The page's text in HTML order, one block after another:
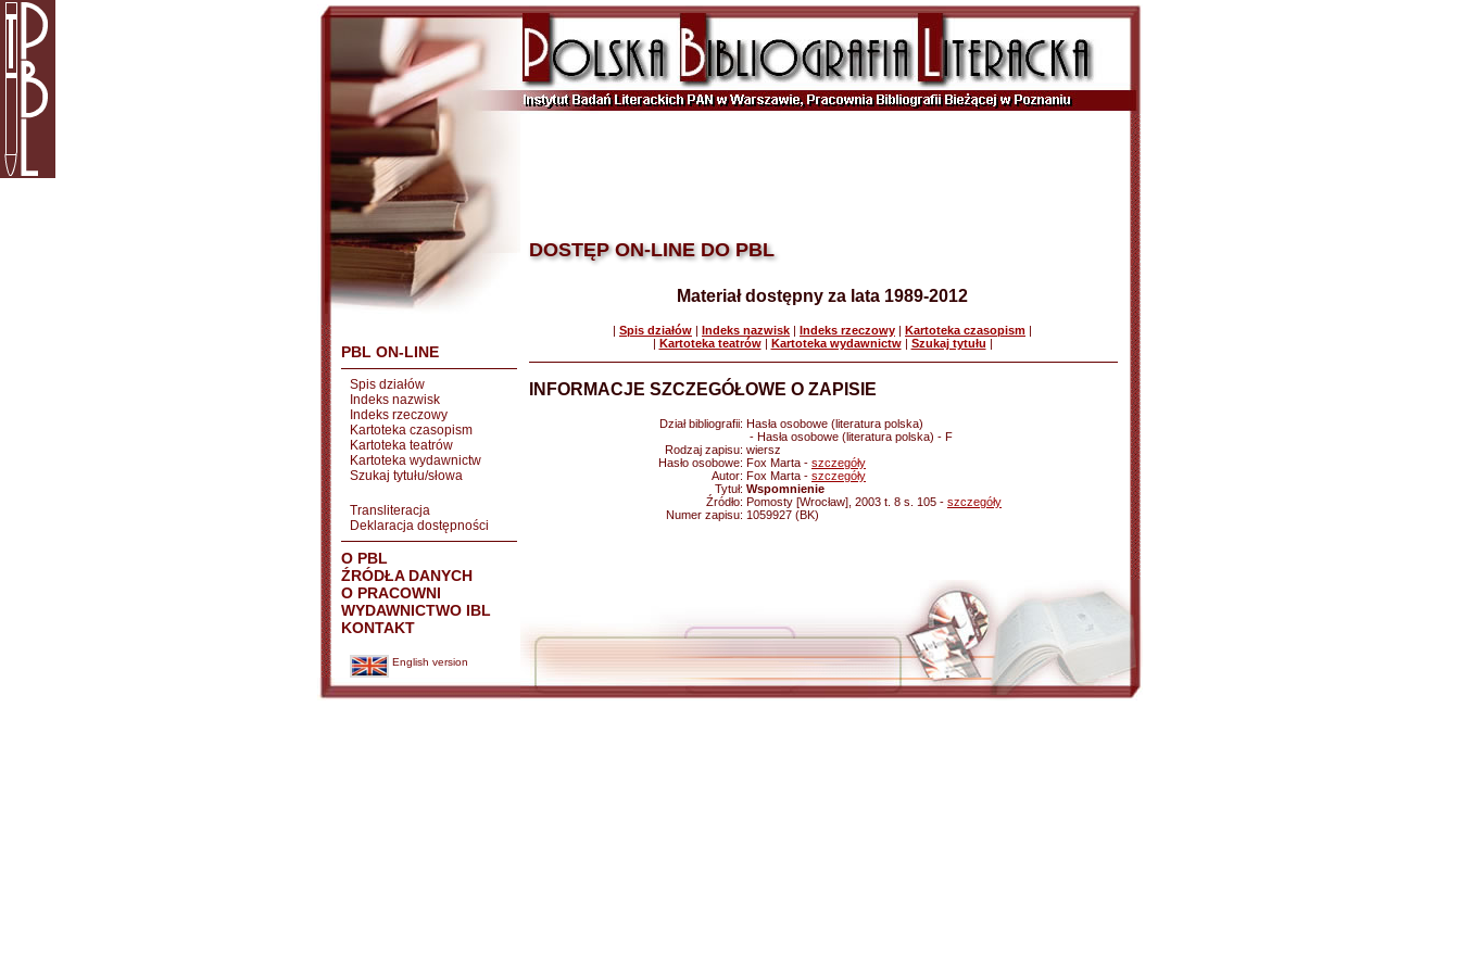
PBL ON-LINE
Spis działów
Indeks nazwisk
Indeks rzeczowy
Kartoteka czasopism
Kartoteka teatrów
Kartoteka wydawnictw
Szukaj tytułu/słowa
Transliteracja
Deklaracja dostępności
O PBL
ŹRÓDŁA DANYCH
O PRACOWNI
WYDAWNICTWO IBL
KONTAKT
English version
DOSTĘP ON-LINE DO PBL
Materiał dostępny za lata 1989-2012
| Spis działów | Indeks nazwisk | Indeks rzeczowy | Kartoteka czasopism |
| Kartoteka teatrów| Kartoteka wydawnictw| Szukaj tytułu |
INFORMACJE SZCZEGÓŁOWE O ZAPISIE
Dział bibliografii: Hasła osobowe (literatura polska)
- Hasła osobowe (literatura polska) - F
Rodzaj zapisu: wiersz
Hasło osobowe: Fox Marta - szczegóły
Autor: Fox Marta - szczegóły
Tytuł: Wspomnienie
Źródło: Pomosty [Wrocław], 2003 t. 8 s. 105 - szczegóły
Numer zapisu: 1059927 (BK)